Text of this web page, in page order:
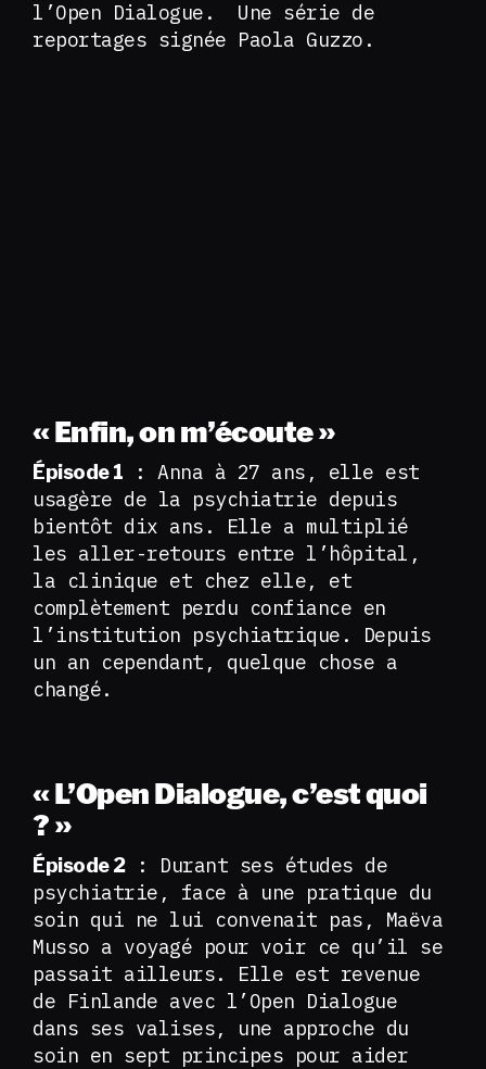
l’Open Dialogue. Une série de
reportages signée Paola Guzzo.
« Enfin, on m’écoute »
Épisode 1 : Anna à 27 ans, elle est
usagère de la psychiatrie depuis
bientôt dix ans. Elle a multiplié
les aller-retours entre l’hôpital,
la clinique et chez elle, et
complètement perdu confiance en
l’institution psychiatrique. Depuis
un an cependant, quelque chose a
changé.
« L’Open Dialogue, c’est quoi
? »
Épisode 2: Durant ses études de
psychiatrie, face à une pratique du
soin qui ne lui convenait pas, Maëva
Musso a voyagé pour voir ce qu’il se
passait ailleurs. Elle est revenue
de Finlande avec l’Open Dialogue
dans ses valises, une approche du
soin en sept principes pour aider